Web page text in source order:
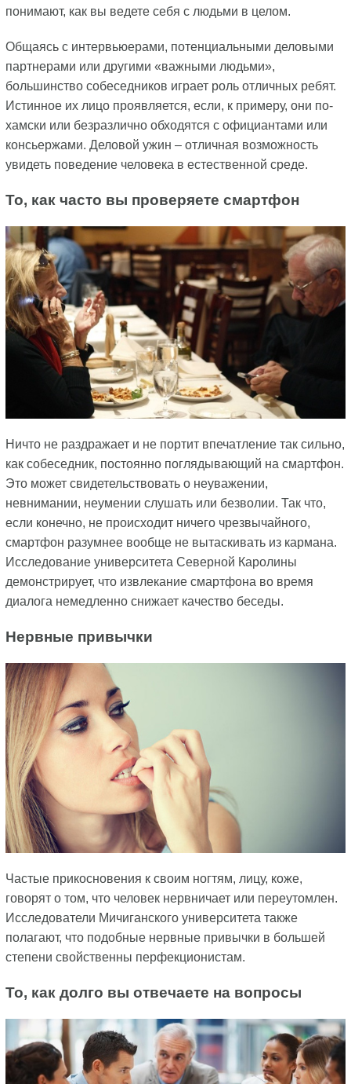
понимают, как вы ведете себя с людьми в целом.
Общаясь с интервьюерами, потенциальными деловыми
партнерами или другими «важными людьми»,
большинство собеседников играет роль отличных ребят.
Истинное их лицо проявляется, если, к примеру, они по-
хамски или безразлично обходятся с официантами или
консьержами. Деловой ужин – отличная возможность
увидеть поведение человека в естественной среде.
То, как часто вы проверяете смартфон
Ничто не раздражает и не портит впечатление так сильно,
как собеседник, постоянно поглядывающий на смартфон.
Это может свидетельствовать о неуважении,
невнимании, неумении слушать или безволии. Так что,
если конечно, не происходит ничего чрезвычайного,
смартфон разумнее вообще не вытаскивать из кармана.
Исследование университета Северной Каролины
демонстрирует, что извлекание смартфона во время
диалога немедленно снижает качество беседы.
Нервные привычки
Частые прикосновения к своим ногтям, лицу, коже,
говорят о том, что человек нервничает или переутомлен.
Исследователи Мичиганского университета также
полагают, что подобные нервные привычки в большей
степени свойственны перфекционистам.
То, как долго вы отвечаете на вопросы